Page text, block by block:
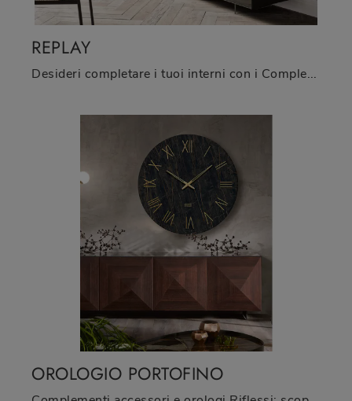
REPLAY
Desideri completare i tuoi interni con i Complementi Ozzio? Ecco qui differenti modelli di orologi in vetro come Replay.
OROLOGIO PORTOFINO